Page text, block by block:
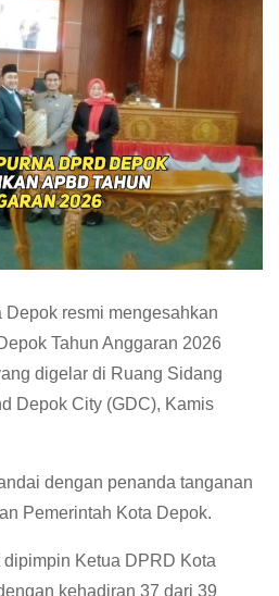
Depok resmi mengesahkan
Tahun Anggaran 2026
digelar di Ruang Sidang
Depok City (GDC), Kamis
dengan penanda tanganan
Pemerintah Kota Depok.
Ketua DPRD Kota
kehadiran 37 dari 39